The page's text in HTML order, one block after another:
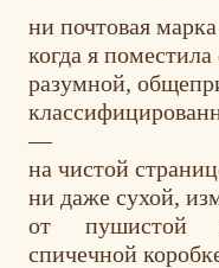
ни почтовая
когда я
разумной,
—
на чистой
ни даже сухой,
от пушистой
спичечной